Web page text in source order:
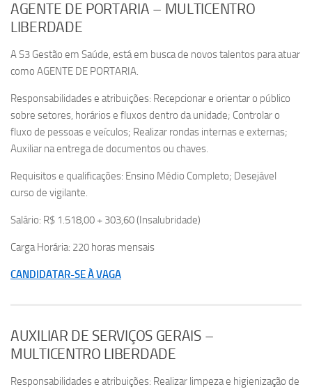
AGENTE DE PORTARIA – MULTICENTRO
LIBERDADE
A S3 Gestão em Saúde, está em busca de novos talentos para atuar
como AGENTE DE PORTARIA.
Responsabilidades e atribuições: Recepcionar e orientar o público
sobre setores, horários e fluxos dentro da unidade; Controlar o
fluxo de pessoas e veículos; Realizar rondas internas e externas;
Auxiliar na entrega de documentos ou chaves.
Requisitos e qualificações: Ensino Médio Completo; Desejável
curso de vigilante.
Salário: R$ 1.518,00 + 303,60 (Insalubridade)
Carga Horária: 220 horas mensais
CANDIDATAR-SE À VAGA
AUXILIAR DE SERVIÇOS GERAIS –
MULTICENTRO LIBERDADE
Responsabilidades e atribuições: Realizar limpeza e higienização de